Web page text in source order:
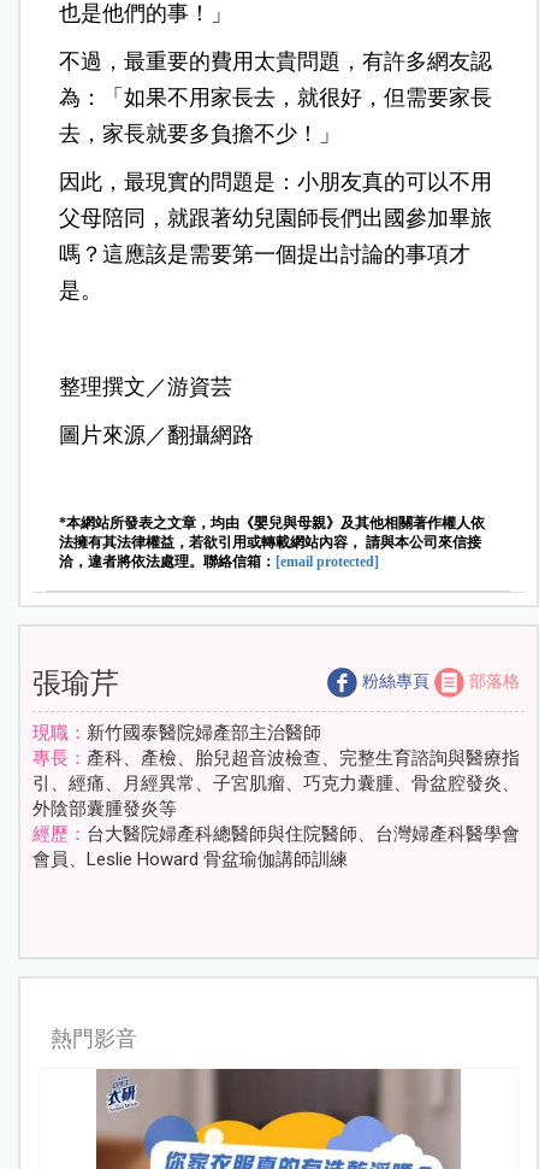
也是他們的事！」
不過，最重要的費用太貴問題，有許多網友認
為：「如果不用家長去，就很好，但需要家長
去，家長就要多負擔不少！」
因此，最現實的問題是：小朋友真的可以不用
父母陪同，就跟著幼兒園師長們出國參加畢旅
嗎？這應該是需要第一個提出討論的事項才
是。
整理撰文／游資芸
圖片來源／翻攝網路
*本網站所發表之文章，均由《嬰兒與母親》及其他相關著作權人依
法擁有其法律權益，若欲引用或轉載網站內容， 請與本公司來信接
洽，違者將依法處理。聯絡信箱： [email protected]
張瑜芹 粉絲專頁 部落格
現職： 新竹國泰醫院婦產部主治醫師
專長： 產科、產檢、胎兒超音波檢查、完整生育諮詢與醫療指
引、經痛、月經異常、子宮肌瘤、巧克力囊腫、骨盆腔發炎、
外陰部囊腫發炎等
經歷： 台大醫院婦產科總醫師與住院醫師、台灣婦產科醫學會
會員、Leslie Howard 骨盆瑜伽講師訓練
熱門影音